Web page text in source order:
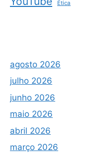
Ética
agosto 2026
julho 2026
junho 2026
maio 2026
abril 2026
março 2026